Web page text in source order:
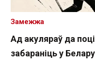
Ад акуляраў да
забараніць у
Замежжа